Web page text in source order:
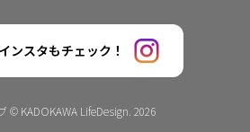
ンスタもチェック！
© KADOKAWA LifeDesign. 2026